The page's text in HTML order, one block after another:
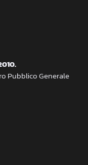
Pubblico Generale